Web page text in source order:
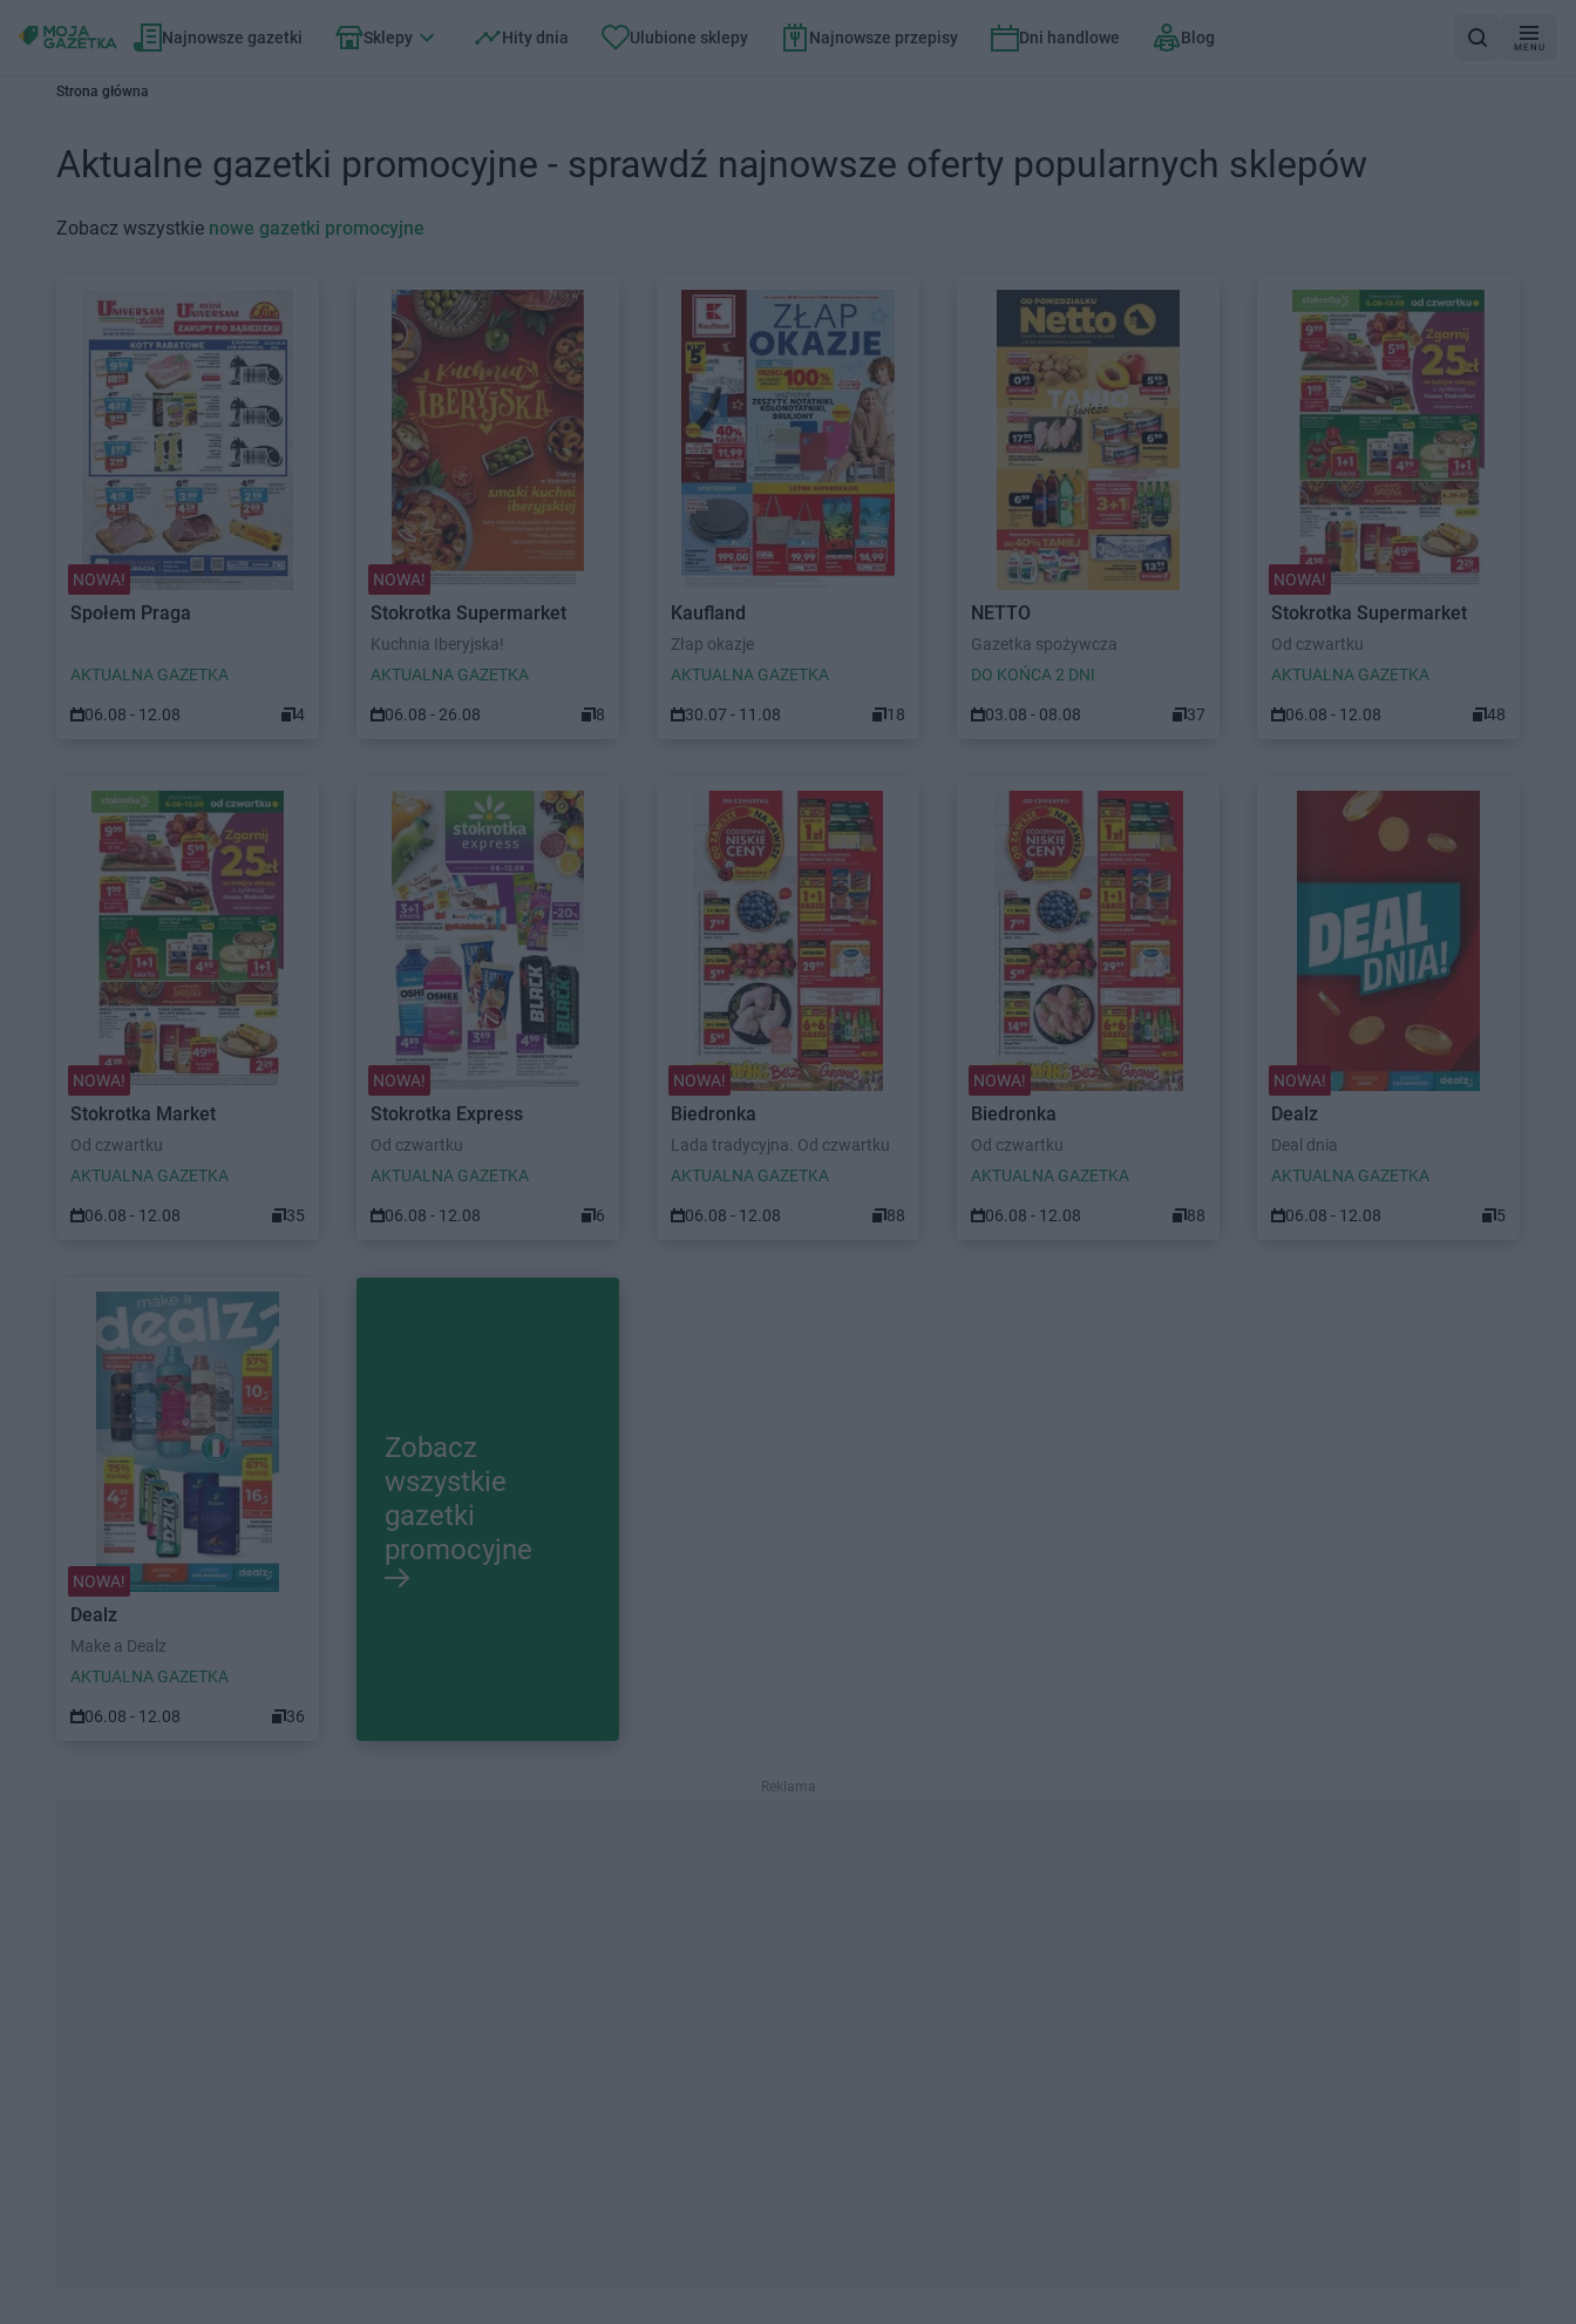
Najnowsze gazetki Sklepy Hity dnia Ulubione sklepy Najnowsze przepisy Dni handlowe Blog
MENU
Strona główna
Aktualne gazetki promocyjne - sprawdź najnowsze oferty popularnych sklepów
Zobacz wszystkie nowe gazetki promocyjne
NOWA!
Społem Praga
AKTUALNA GAZETKA
06.08 - 12.08 4
NOWA!
Stokrotka Supermarket
Kuchnia Iberyjska!
AKTUALNA GAZETKA
06.08 - 26.08 8
Kaufland
Złap okazje
AKTUALNA GAZETKA
30.07 - 11.08 18
NETTO
Gazetka spożywcza
DO KOŃCA 2 DNI
03.08 - 08.08 37
NOWA!
Stokrotka Supermarket
Od czwartku
AKTUALNA GAZETKA
06.08 - 12.08 48
NOWA!
Stokrotka Market
Od czwartku
AKTUALNA GAZETKA
06.08 - 12.08 35
NOWA!
Stokrotka Express
Od czwartku
AKTUALNA GAZETKA
06.08 - 12.08 6
NOWA!
Biedronka
Lada tradycyjna. Od czwartku
AKTUALNA GAZETKA
06.08 - 12.08 88
NOWA!
Biedronka
Od czwartku
AKTUALNA GAZETKA
06.08 - 12.08 88
NOWA!
Dealz
Deal dnia
AKTUALNA GAZETKA
06.08 - 12.08 5
NOWA!
Dealz
Make a Dealz
AKTUALNA GAZETKA
06.08 - 12.08 36
Zobacz
wszystkie
gazetki
promocyjne
Reklama